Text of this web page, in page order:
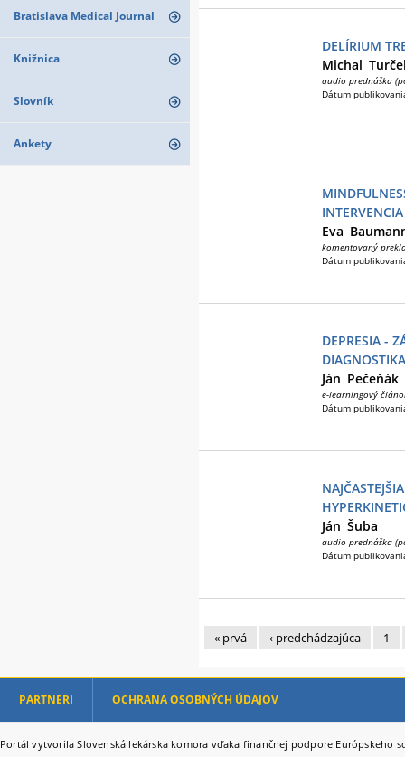
Bratislava Medical Journal
Knižnica
Slovník
Ankety
DELÍRIUM
Michal
audio prednáška
Dátum
INTERVENCIA
Eva
komentovaný
Dátum
DEPRESIA -
DIAGNOSTIKA
Ján Pečeňák
e-learningový
Dátum
Ján Šuba
audio prednáška
Dátum
« prvá ‹ predchádzajúca 1
PARTNERI OCHRANA OSOBNÝCH ÚDAJOV
Portál vytvorila Slovenská lekárska komora vďaka finančnej podpore Európskeho